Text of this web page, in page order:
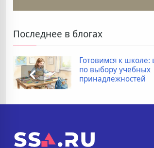
Последнее в блогах
Готовимся к
по выбору учебных
принадлежностей